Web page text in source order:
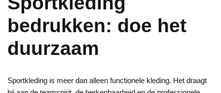
bedrukken: doe het
duurzaam
Sportkleding is meer dan alleen functionele kleding. Het draagt